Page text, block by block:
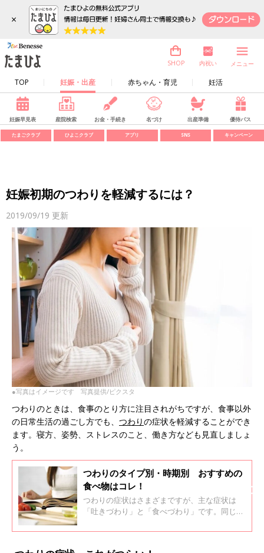
×
TOP 妊娠・出産 赤ちゃん・育児 妊活
SHOP 内祝い メニュー
妊娠早見表 産院検索 お金・手続き 名づけ 出産準備 優待パス
たまごクラブ ひよこクラブ アプリ SNS キャンペーン
妊娠初期のつわりを軽減するには？
2019/09/19 更新
●写真はイメージです 写真提供/ピクスタ
つわりのときは、食事のとり方に注目されがちですが、食事以外
の日常生活の過ごし方でも、 つわりの症状を軽減することができ
ます。寝方、姿勢、ストレスのこと、働き方なども見直しましょ
う。
つわりのタイプ別・時期別 おすすめの
食べ物はコレ！
つわりの症状はさまざまですが、主な症状は
「吐きづわり」と「食べづわり」です。同じ妊
はなく、どちらも体験したり、時期や時間帯に